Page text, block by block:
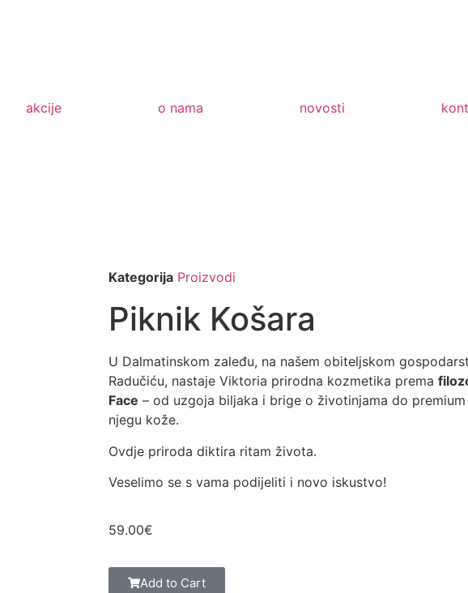
akcije o nama novosti
Kategorija Proizvodi
Piknik Košara
U Dalmatinskom zaleđu, na našem obiteljskom
Radučiću, nastaje Viktoria prirodna kozmetika prema
Face – od uzgoja biljaka i brige o životinjama do
njegu kože.
Ovdje priroda diktira ritam života.
Veselimo se s vama podijeliti i novo iskustvo!
59.00€
Add to Cart